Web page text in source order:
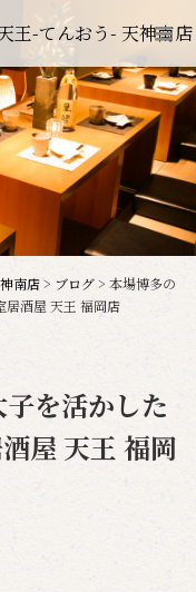
王-てんおう- 天神南店
南店> ブログ> 本場博多の
居酒屋 天王 福岡店
を活かした
屋 天王 福岡